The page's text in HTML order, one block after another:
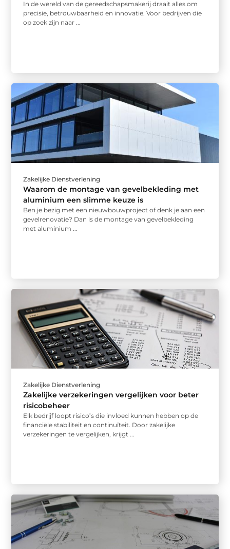
In de wereld van de gereedschapsmakerij draait alles om
precisie, betrouwbaarheid en innovatie. Voor bedrijven die
op zoek zijn naar ...
Zakelijke Dienstverlening
Waarom de montage van gevelbekleding met
aluminium een slimme keuze is
Ben je bezig met een nieuwbouwproject of denk je aan een
gevelrenovatie? Dan is de montage van gevelbekleding
met aluminium ...
Zakelijke Dienstverlening
Zakelijke verzekeringen vergelijken voor beter
risicobeheer
Elk bedrijf loopt risico’s die invloed kunnen hebben op de
financiële stabiliteit en continuïteit. Door zakelijke
verzekeringen te vergelijken, krijgt ...